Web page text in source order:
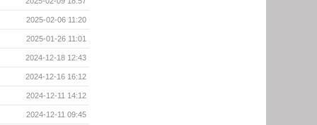
2025-02-06 11:20
2025-01-26 11:01
2024-12-18 12:43
2024-12-16 16:12
2024-12-11 14:12
2024-12-11 09:45